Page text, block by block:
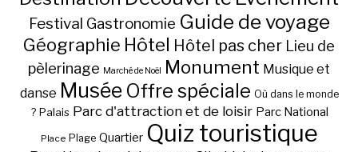
Festival Gastronomie Guide de voyage
Géographie Hôtel Hôtel pas cher Lieu de
pèlerinage Marché de Noël Monument Musique et
danse Musée Offre spéciale Où dans le monde
? Palais Parc d'attraction et de loisir Parc National
Place Plage Quartier Quiz touristique